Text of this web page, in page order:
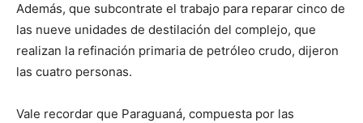
Además, que subcontrate el trabajo para reparar cinco de
las nueve unidades de destilación del complejo, que
realizan la refinación primaria de petróleo crudo, dijeron
las cuatro personas.
Vale recordar que Paraguaná, compuesta por las